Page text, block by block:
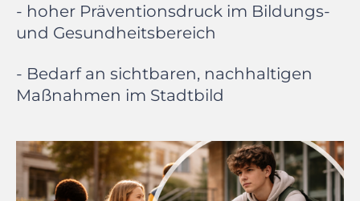
- hoher Präventionsdruck im Bildungs-
und Gesundheitsbereich
- Bedarf an sichtbaren, nachhaltigen
Maßnahmen im Stadtbild